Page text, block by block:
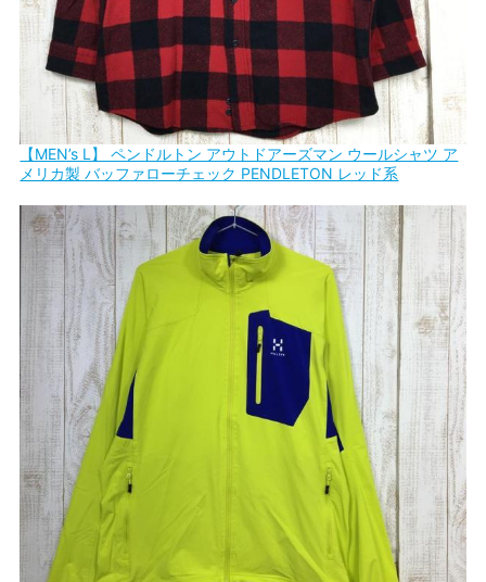
【MEN’s L】 ペンドルトン アウトドアーズマン ウールシャツ ア
メリカ製 バッファローチェック PENDLETON レッド系